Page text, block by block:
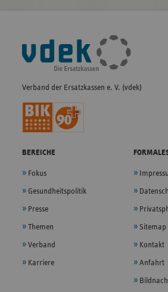
Fußleisten-
Navigation
Verband der Ersatzkassen e. V. (vdek)
BEREICHE
Fokus
Gesundheitspolitik
Presse
Themen
Verband
Karriere
Sitemap
Kontakt
Anfahrt